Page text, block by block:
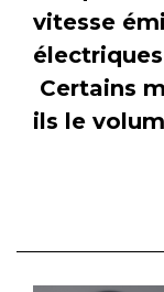
vitesse
Certains
ils le